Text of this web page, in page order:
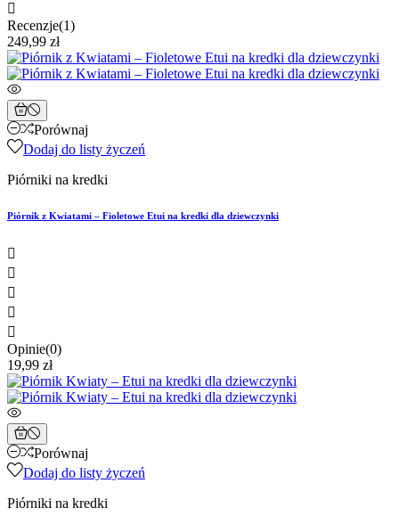

Recenzje(1)
249,99 zł
Porównaj
Dodaj do listy życzeń
Piórniki na kredki
Piórnik z Kwiatami – Fioletowe Etui na kredki dla dziewczynki





Opinie(0)
19,99 zł
Porównaj
Dodaj do listy życzeń
Piórniki na kredki